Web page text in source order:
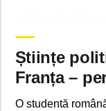
Științe
Franța –
O studentă